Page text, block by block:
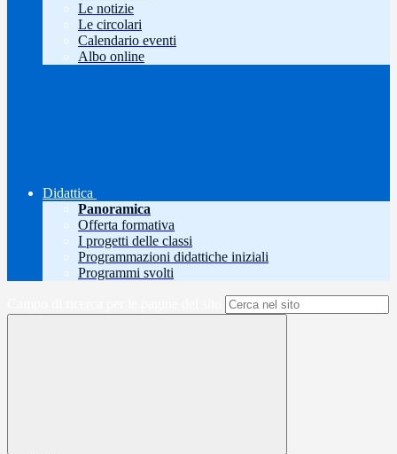
Le notizie
Le circolari
Calendario eventi
Albo online
Didattica
Panoramica
Offerta formativa
I progetti delle classi
Programmazioni didattiche iniziali
Programmi svolti